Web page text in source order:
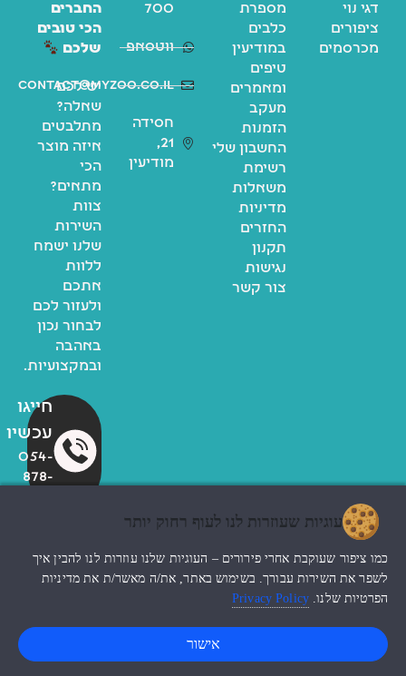
דגי נוי
ציפורים
מכרסמים
מספרת
כלבים
במודיעין
טיפים
ומאמרים
מעקב
הזמנות
החשבון שלי
רשימת
משאלות
מדיניות
החזרים
תקנון
נגישות
צור קשר
700
ווטסאפ
contact@myzoo.co.il
חסידה
21,
מודיעין
החברים
הכי טובים
שלכם
יש לכם
שאלה?
מתלבטים
איזה מוצר
הכי
מתאים?
צוות
השירות
שלנו ישמח
ללוות
אתכם
ולעזור לכם
לבחור נכון
באהבה
ובמקצועיות.
חייגו
עכשיו
054-
878-
© כל הזכויות שמורות לzoo
החנות שלי
עיצוב האתר ndesign
עוגיות שעוזרות לנו לעוף רחוק יותר
כמו ציפור שעוקבת אחרי פירורים – העוגיות שלנו עוזרות לנו להבין איך
לשפר את השירות עבורך. בשימוש באתר, את/ה מאשר/ת את מדיניות
הפרטיות שלנו. Privacy Policy
אישור